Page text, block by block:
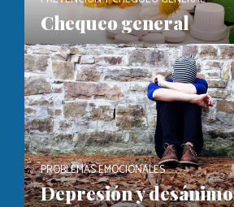
Chequeo general
PROBLEMAS EMOCIONALES
Depresión y desánimo